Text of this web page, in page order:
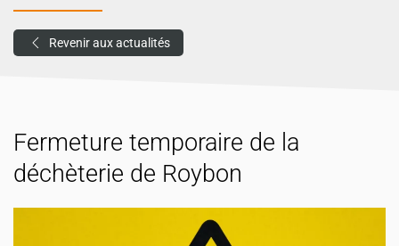
Revenir aux actualités
Fermeture temporaire de la
déchèterie de Roybon